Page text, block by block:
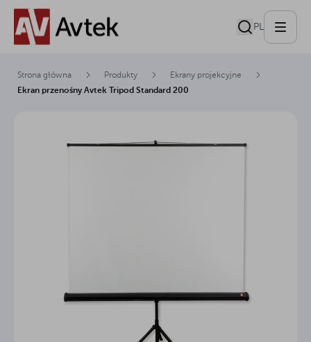
PL
Strona główna Produkty
Ekrany projekcyjne
Ekran przenośny Avtek Tripod Standard 200